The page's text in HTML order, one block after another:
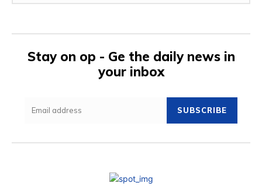
Stay on op - Ge the daily news in
your inbox
SUBSCRIBE